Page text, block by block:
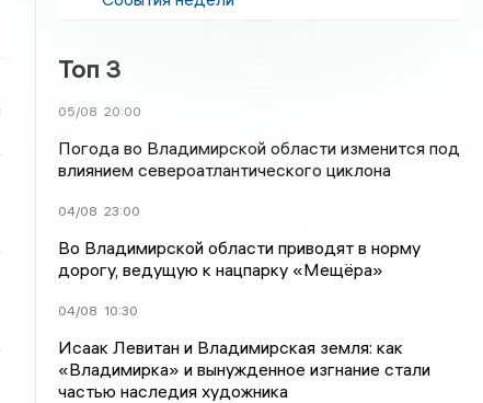
Топ 3
05/08 20:00
Погода во Владимирской области изменится под
влиянием североатлантического циклона
04/08 23:00
Во Владимирской области приводят в норму
дорогу, ведущую к нацпарку «Мещёра»
04/08 10:30
Исаак Левитан и Владимирская земля: как
«Владимирка» и вынужденное изгнание стали
частью наследия художника